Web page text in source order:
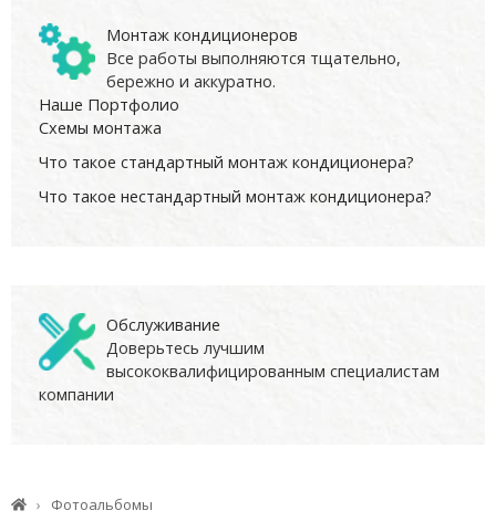
Монтаж кондиционеров
Все работы выполняются тщательно,
бережно и аккуратно.
Наше Портфолио
Схемы монтажа
Что такое стандартный монтаж кондиционера?
Что такое нестандартный монтаж кондиционера?
Обслуживание
Доверьтесь лучшим
высококвалифицированным специалистам
компании
Фотоальбомы